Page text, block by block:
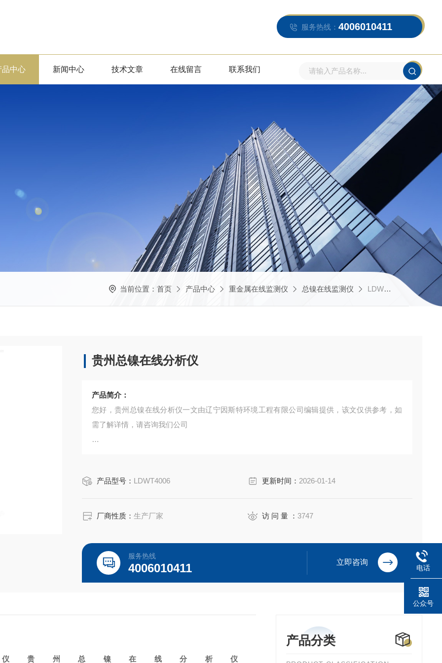
服务热线： 4006010411
品中心 新闻中心 技术文章 在线留言 联系我们
当前位置： 首页 产品中心 重金属在线监测仪 总镍在线监测仪 LDWT4006贵州总镍在线分析仪
贵州总镍在线分析仪
产品简介：
您好，贵州总镍在线分析仪一文由辽宁因斯特环境工程有限公司编辑提供，该文仅供参考，如
需了解详情，请咨询我们公司
产品型号： LDWT4006 更新时间： 2026-01-14
厂商性质：生产厂家 访 问 量 ：3747
服务热线
4006010411 立即咨询
产品分类
仪贵州总镍在线分析仪
电话
公众号